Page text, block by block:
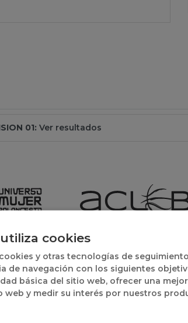
01: Ver resultados
cookies
y otras tecnologías de
de navegación con los siguientes
básica del sitio web, ofrecer una mejor
web y medir su interés por nuestros